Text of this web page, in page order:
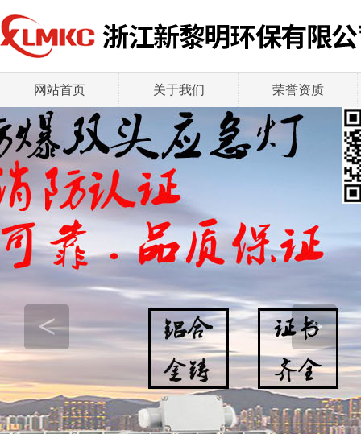
网站首页 关于我们 荣誉资质
< >